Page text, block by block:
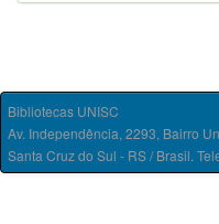
Bibliotecas UNISC
Av. Independência, 2293, Bairro
Santa Cruz do Sul - RS / Brasil.